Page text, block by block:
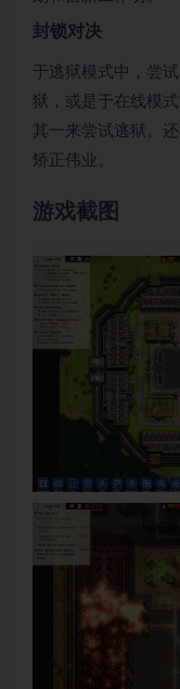
封锁对决
于逃狱模式中，尝
狱，或是于在线模
其一来尝试逃狱。
矫正伟业。
游戏截图